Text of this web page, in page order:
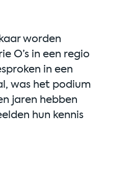
worden
O’s in een regio
in een
was het podium
jaren hebben
hun kennis